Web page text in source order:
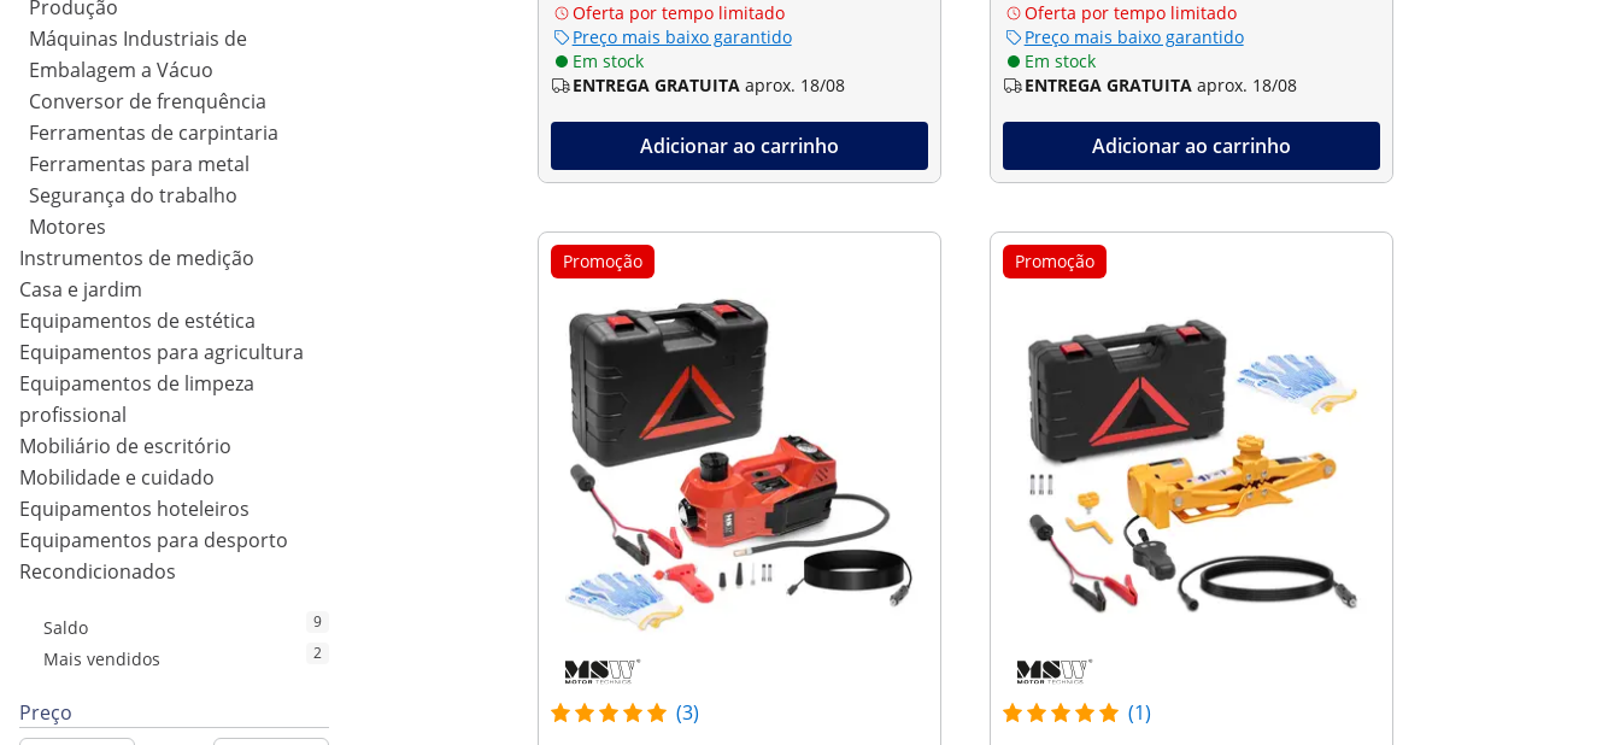
Produção
Máquinas Industriais de
Embalagem a Vácuo
Conversor de frenquência
Ferramentas de carpintaria
Ferramentas para metal
Segurança do trabalho
Motores
Instrumentos de medição
Casa e jardim
Equipamentos de estética
Equipamentos para agricultura
Equipamentos de limpeza
profissional
Mobiliário de escritório
Mobilidade e cuidado
Equipamentos hoteleiros
Equipamentos para desporto
Recondicionados
Saldo 9
Mais vendidos 2
Preço
Oferta por tempo limitado
Preço mais baixo garantido
Em stock
ENTREGA GRATUITA aprox. 18/08
Adicionar ao carrinho
Oferta por tempo limitado
Preço mais baixo garantido
Em stock
ENTREGA GRATUITA aprox. 18/08
Adicionar ao carrinho
Promoção
(3)
Promoção
(1)